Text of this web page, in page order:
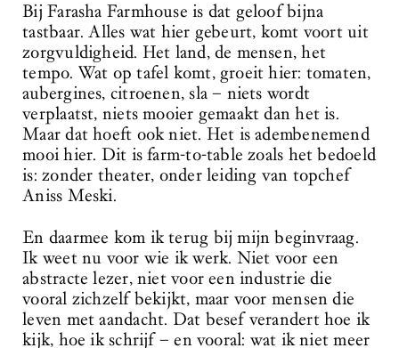
Bij Farasha Farmhouse is dat geloof bijna
tastbaar. Alles wat hier gebeurt, komt voort uit
zorgvuldigheid. Het land, de mensen, het
tempo. Wat op tafel komt, groeit hier: tomaten,
aubergines, citroenen, sla – niets wordt
verplaatst, niets mooier gemaakt dan het is.
Maar dat hoeft ook niet. Het is adembenemend
mooi hier. Dit is farm-to-table zoals het bedoeld
is: zonder theater, onder leiding van topchef
Aniss Meski.
En daarmee kom ik terug bij mijn beginvraag.
Ik weet nu voor wie ik werk. Niet voor een
abstracte lezer, niet voor een industrie die
vooral zichzelf bekijkt, maar voor mensen die
leven met aandacht. Dat besef verandert hoe ik
kijk, hoe ik schrijf – en vooral: wat ik niet meer